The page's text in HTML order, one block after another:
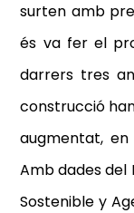
surten amb
és va fer el
darrers tres
construcció
augmentat,
Amb dades del
Sostenible y